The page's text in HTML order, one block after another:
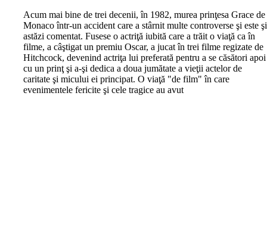
Acum mai bine de trei decenii, în 1982, murea prinţesa Grace de
Monaco într-un accident care a stârnit multe controverse şi este şi
astăzi comentat. Fusese o actriţă iubită care a trăit o viaţă ca în
filme, a câştigat un premiu Oscar, a jucat în trei filme regizate de
Hitchcock, devenind actriţa lui preferată pentru a se căsători apoi
cu un prinţ şi a-şi dedica a doua jumătate a vieţii actelor de
caritate şi micului ei principat. O viaţă "de film" în care
evenimentele fericite şi cele tragice au avut